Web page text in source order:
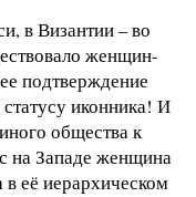
в Византии – во
женщин-
подтверждение
иконника! И
общества к
на Западе женщина
в её иерархическом